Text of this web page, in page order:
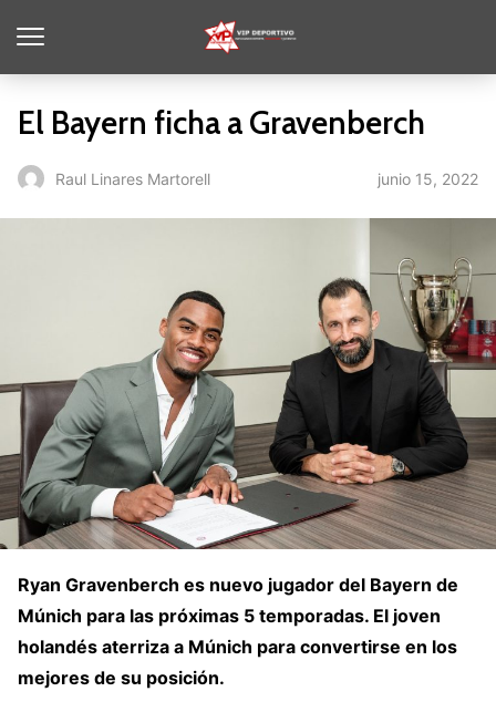
El Bayern ficha a Gravenberch
Raul Linares Martorell junio 15, 2022
Ryan Gravenberch es nuevo jugador del Bayern de
Múnich para las próximas 5 temporadas. El joven
holandés aterriza a Múnich para convertirse en los
mejores de su posición.